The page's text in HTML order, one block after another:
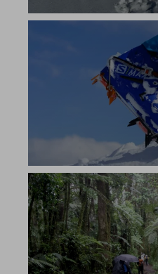
Kontakt